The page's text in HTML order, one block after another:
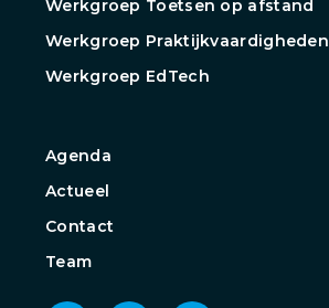
Werkgroep Toetsen op afstand
Werkgroep Praktijkvaardigheden
Werkgroep EdTech
Agenda
Actueel
Contact
Team